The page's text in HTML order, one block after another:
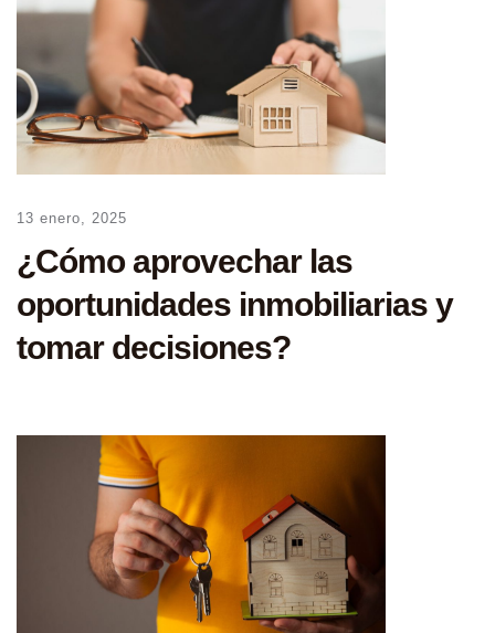
13 enero, 2025
¿Cómo aprovechar las
oportunidades inmobiliarias y
tomar decisiones?